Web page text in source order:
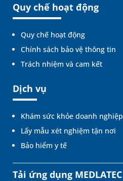
Quy chế hoạt động
Quy chế hoạt động
Chính sách bảo vệ thông tin
Trách nhiệm và cam kết
Dịch vụ
Khám sức khỏe doanh nghiệp
Lấy mẫu xét nghiệm tận nơi
Bảo hiểm y tế
Tải ứng dụng MEDLATEC